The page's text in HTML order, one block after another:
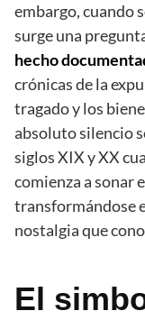
embargo, cuando
surge una
hecho
crónicas de la
tragado y los
absoluto silencio
siglos XIX y XX
comienza a sonar
transformándose
nostalgia que
El